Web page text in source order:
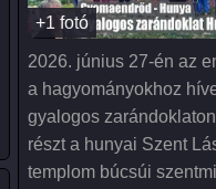
+1 fotó
2026. június 27-én az
a hagyományokhoz
gyalogos
részt a hunyai Szent
templom búcsúi